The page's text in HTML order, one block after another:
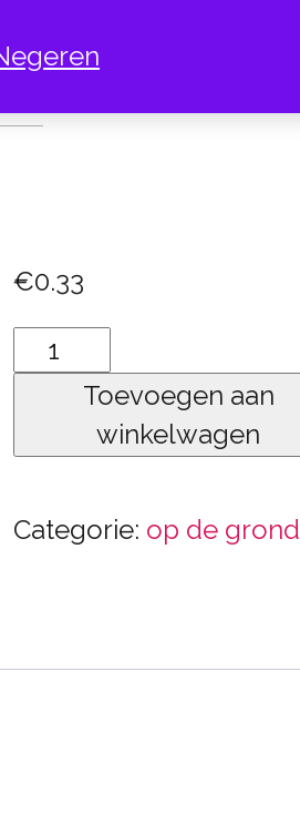
€0.33
Pauw
aantalToevoegen aan
winkelwagen
Categorie: op de grond